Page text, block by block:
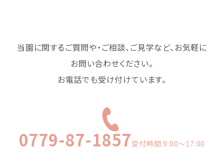
当園に関するご質問や・ご相談、ご見学など、お気軽に
お問い合わせください。
お電話でも受け付けています。
0779-87-1857受付時間 9:00〜17:00